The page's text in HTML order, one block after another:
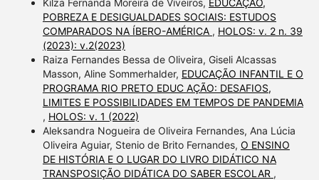
Kilza Fernanda Moreira de Viveiros, EDUCAÇÃO,
POBREZA E DESIGUALDADES SOCIAIS: ESTUDOS
COMPARADOS NA ÍBERO-AMÉRICA , HOLOS: v. 2 n. 39
(2023): v.2(2023)
Raiza Fernandes Bessa de Oliveira, Giseli Alcassas
Masson, Aline Sommerhalder, EDUCAÇÃO INFANTIL E O
PROGRAMA RIO PRETO EDUC AÇÃO: DESAFIOS,
LIMITES E POSSIBILIDADES EM TEMPOS DE PANDEMIA
, HOLOS: v. 1 (2022)
Aleksandra Nogueira de Oliveira Fernandes, Ana Lúcia
Oliveira Aguiar, Stenio de Brito Fernandes, O ENSINO
DE HISTÓRIA E O LUGAR DO LIVRO DIDÁTICO NA
TRANSPOSIÇÃO DIDÁTICA DO SABER ESCOLAR ,